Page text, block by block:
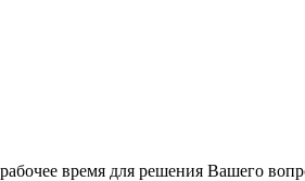
время для решения Вашего